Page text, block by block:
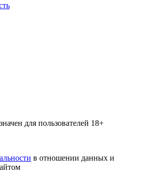
для пользователей 18+
в отношении данных и